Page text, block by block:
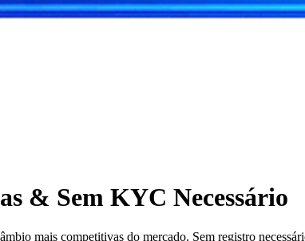
& Sem KYC Necessário
mais competitivas do mercado. Sem registro